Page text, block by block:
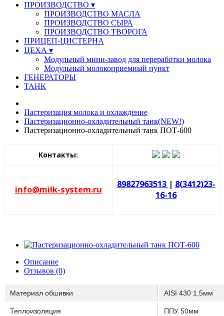
ПРОИЗВОДСТВО ▾
ПРОИЗВОДСТВО МАСЛА
ПРОИЗВОДСТВО СЫРА
ПРОИЗВОДСТВО ТВОРОГА
ПРИЦЕП-ЦИСТЕРНА
ЦЕХА ▾
Модульный мини-завод для переработки молока
Модульный молокоприемный пункт
ГЕНЕРАТОРЫ
ТАНК
Пастеризация молока и охлаждение
Пастеризационно-охладительный танк(NEW!)
Пастеризационно-охладительный танк ПОТ-600
Контакты:
info@milk-system.ru 89827963513 | 8(3412)23-
16-16
Описание
Отзывов (0)
Материал обшивки AISI 430 1,5мм
Теплоизоляция ППУ 50мм